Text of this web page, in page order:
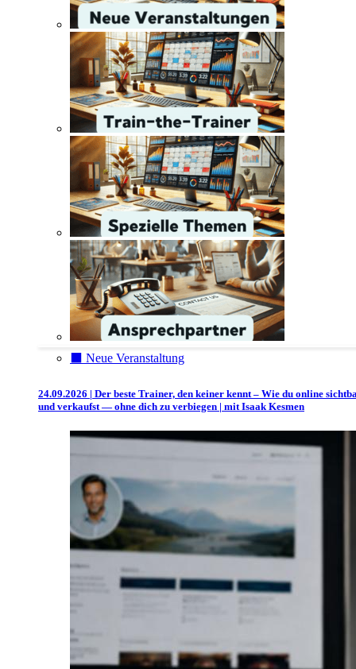
⬛️ Neue Veranstaltung
24.09.2026 | Der beste Trainer, den keiner kennt – Wie du online
und verkaufst — ohne dich zu verbiegen | mit Isaak Kesmen